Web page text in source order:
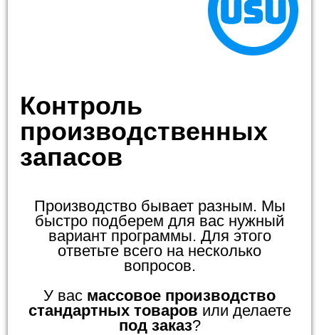
Контроль
производственных
запасов
Производство бывает разным. Мы
быстро подберем для вас нужный
вариант программы. Для этого
ответьте всего на несколько
вопросов.
У вас массовое производство
стандартных товаров или делаете
под заказ?